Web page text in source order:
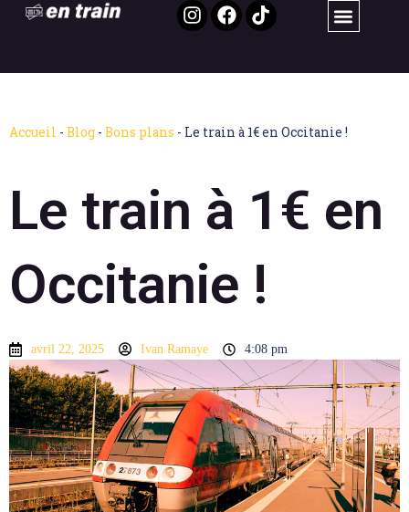
Accueil - Blog - Bons plans - Le train à 1€ en Occitanie !
Le train à 1€ en
Occitanie !
avril 22, 2025 Ivan Ramaye 4:08 pm